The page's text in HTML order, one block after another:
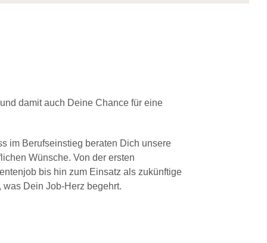
damit auch Deine Chance für eine
im Berufseinstieg beraten Dich unsere
Wünsche. Von der ersten
bis hin zum Einsatz als zukünftige
Dein Job-Herz begehrt.